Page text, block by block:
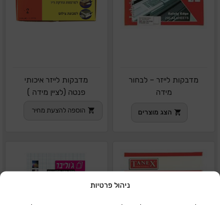
ניהול פרטיות
מדבקות לייזר – לבחור
מידה
הצג מוצרים
מדבקות לייזר איכותי
פנטה (לציין מידה )
הוספה להצעת מחיר